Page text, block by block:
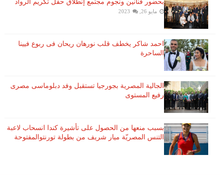
بحضور فنانين ونجوم مجتمع إنطلاق حفل تكريم الرواد
مايو 26, 2023
احمد شاكر يخطف قلب نورهان ريحان فى ربوع فيينا
الساحرة
الجالية المصرية بجورجيا تستقبل وفد دبلوماسى مصرى
رفيع المستوى
بسبب منعها من الحصول على تأشيرة كندا انسحاب لاعبة ​
التنس​ المصريّة ​ميار شريف​ من بطولة ​تورنتو​المفتوحة